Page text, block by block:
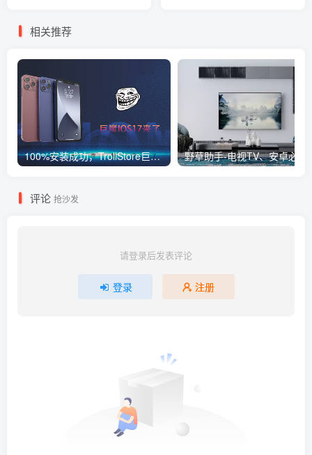
相关推荐
100%安装成功，TrollStore巨魔商店ios17来了，这些系统马上起飞了
评论 抢沙发
请登录后发表评论
登录 注册